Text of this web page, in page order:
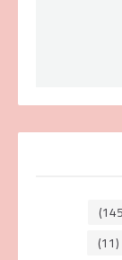
(11)